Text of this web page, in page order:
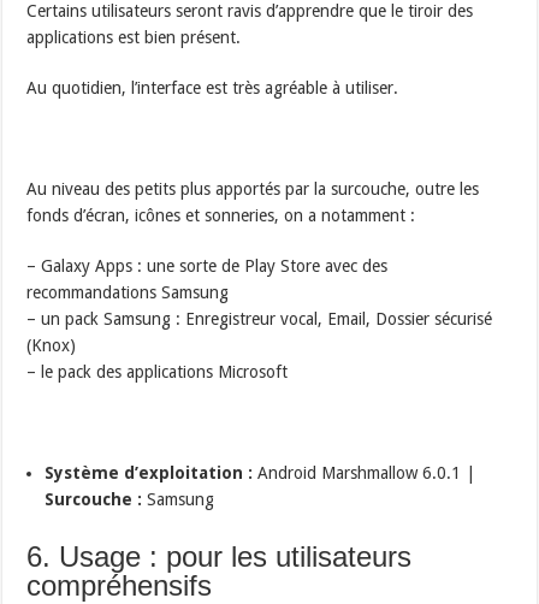
Certains utilisateurs seront ravis d’apprendre que le tiroir des
applications est bien présent.
Au quotidien, l’interface est très agréable à utiliser.
Au niveau des petits plus apportés par la surcouche, outre les
fonds d’écran, icônes et sonneries, on a notamment :
– Galaxy Apps : une sorte de Play Store avec des
recommandations Samsung
– un pack Samsung : Enregistreur vocal, Email, Dossier sécurisé
(Knox)
– le pack des applications Microsoft
Système d’exploitation : Android Marshmallow 6.0.1 |
Surcouche : Samsung
6. Usage : pour les utilisateurs
compréhensifs